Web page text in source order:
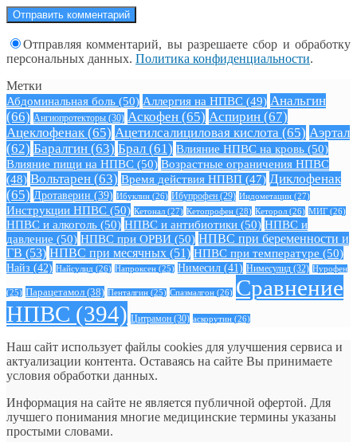
Отправляя комментарий, вы разрешаете сбор и обработку
персональных данных. Политика конфиденциальности.
Метки
Абдоминальная боль (50) Аллергия на НПВС (49) Анальгин
(66) Ангиопротекторы (30) Аскофен (65) Аспирин (67)
Ацеклофенак (65) Ацетилсалициловая кислота (65) Аэртал
(62) Баралгин (63) Брал (61) Влияние НПВС на кровь (50)
Влияние пищи на НПВС (50) Возрастные ограничения НПВС
(48) Вольтарен (63) Время действия НПВП (47) Диклофенак
(65) Дротаверин (39) Ибуклин (26) Ибупрофен (29) Индометацин (27)
Инструкции НПВС (50) Кетонал (27) Кетопрофен (28) Кеторол (26) МИГ (26)
НПВС и алкоголь (50) НПВС и антибиотики (50) НПВС и
давление (50) НПВС при ОРВИ (50) НПВС при беременности и
ГВ (53) НПВС при месячных (51) НПВС при температуре (50)
Найз (42) Найсулид (26) Напроксен (25) Нимесил (41) Нимесулид (32) Нурофен
(25) Парацетамол (38) Пенталгин (25) Спазмалгон (26) Сравнение
НПВС (394) Цитрамон (30) аскорутин (26)
Наш сайт использует файлы cookies для улучшения сервиса и
актуализации контента. Оставаясь на сайте Вы принимаете
условия обработки данных.
Информация на сайте не является публичной офертой. Для
лучшего понимания многие медицинские термины указаны
простыми словами.